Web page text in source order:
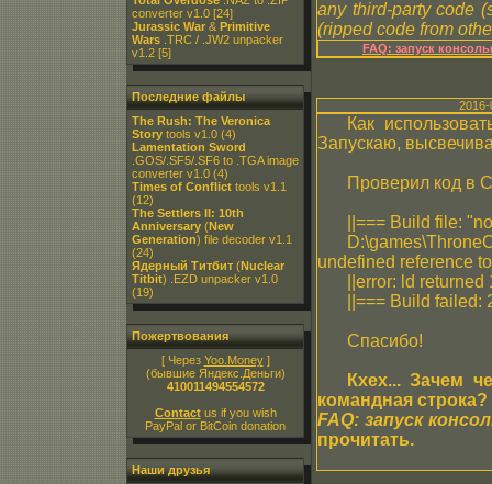
converter v1.0 [24]
Jurassic War & Primitive
Wars .TRC / .JW2 unpacker
v1.2 [5]
Последние файлы
The Rush: The Veronica
Story tools v1.0 (4)
Lamentation Sword
.GOS/.SF5/.SF6 to .TGA image
converter v1.0 (4)
Times of Conflict tools v1.1
(12)
The Settlers II: 10th
Anniversary (New
Generation) file decoder v1.1
(24)
Ядерный Титбит (Nuclear
Titbit) .EZD unpacker v1.0
(19)
Пожертвования
[ Через Yoo.Money]
(бывшие Яндекс.Деньги)
410011494554572
Contactus if you wish
PayPal or BitCoin donation
Наши друзья
any third-party code
(ripped code from
FAQ: запуск
Как
Запускаю,
Проверил код в
||=== Build file:
undefined reference
||error: ld
||=== Build
Спасибо!
Кхех... Зачем
командная
FAQ: запуск
прочитать.